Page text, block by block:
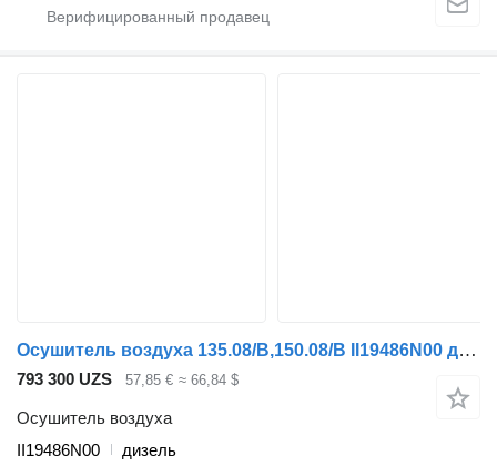
Осушитель воздуха 135.08/B,150.08/B II19486N00 для грузовика Renault Midlum
793 300 UZS 57,85 € ≈ 66,84 $
Осушитель воздуха
II19486N00
дизель